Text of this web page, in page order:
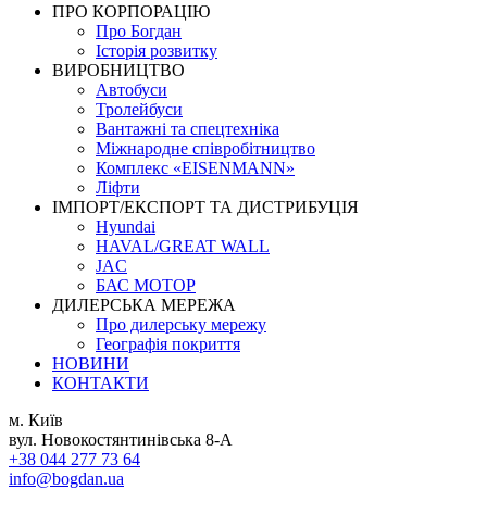
ПРО КОРПОРАЦІЮ
Про Богдан
Історія розвитку
ВИРОБНИЦТВО
Автобуси
Тролейбуси
Вантажні та спецтехніка
Міжнародне співробітництво
Комплекс «EISENMANN»
Ліфти
ІМПОРТ/ЕКСПОРТ ТА ДИСТРИБУЦІЯ
Hyundai
HAVAL/GREAT WALL
JAC
БАС МОТОР
ДИЛЕРСЬКА МЕРЕЖА
Про дилерську мережу
Географія покриття
НОВИНИ
КОНТАКТИ
м. Київ
вул. Новокостянтинівська 8-А
+38 044 277 73 64
info@bogdan.ua